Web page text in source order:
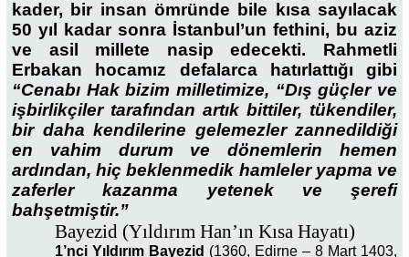
kader, bir insan ömründe bile kısa sayılacak
50 yıl kadar sonra İstanbul’un fethini, bu aziz
ve asil millete nasip edecekti. Rahmetli
Erbakan hocamız defalarca hatırlattığı gibi
“Cenabı Hak bizim milletimize, “Dış güçler ve
işbirlikçiler tarafından artık bittiler, tükendiler,
bir daha kendilerine gelemezler zannedildiği
en vahim durum ve dönemlerin hemen
ardından, hiç beklenmedik hamleler yapma ve
zaferler kazanma yetenek ve şerefi
bahşetmiştir.”
Bayezid (Yıldırım Han’ın Kısa Hayatı)
1’nci Yıldırım Bayezid (1360, Edirne – 8 Mart 1403,